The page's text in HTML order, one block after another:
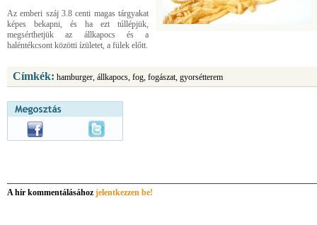
Az emberi száj 3.8 centi magas tárgyakat
képes bekapni, és ha ezt túllépjük,
megsérthetjük az állkapocs és a
haléntékcsont közötti ízületet, a fülek előtt.
Címkék: hamburger, állkapocs, fog, fogászat, gyorsétterem
A hír kommentálásához jelentkezzen be!